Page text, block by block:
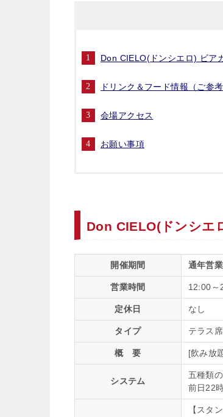
Don CIELO(ドンシエロ) ビア
ドリンク＆フード情報（ご参考
会場アクセス
お願い事項
Don CIELO(ドンシエ
開催期間 通年営業
営業時間 12:00～
定休日 なし
タイプ テラス席
概 要 [飲み放
システム
五種類
前日22
【スタ